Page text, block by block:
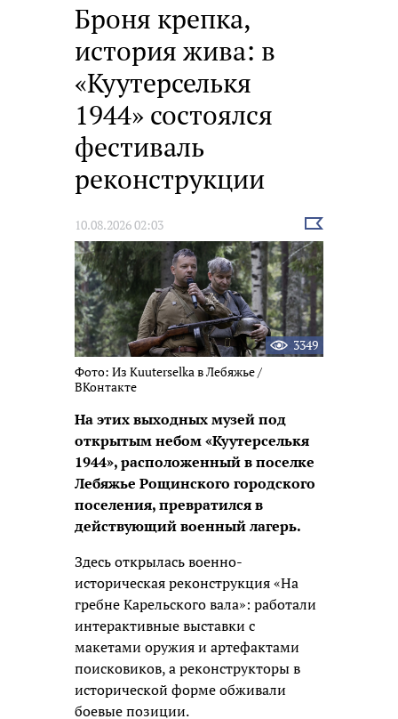
Броня крепка,
история жива: в
«Куутерселькя
1944» состоялся
фестиваль
реконструкции
10.08.2026 02:03
Выбрать
новость
3349
Фото: Из Kuuterselka в Лебяжье /
ВКонтакте
На этих выходных музей под
открытым небом «Куутерселькя
1944», расположенный в поселке
Лебяжье Рощинского городского
поселения, превратился в
действующий военный лагерь.
Здесь открылась военно-
историческая реконструкция «На
гребне Карельского вала»: работали
интерактивные выставки с
макетами оружия и артефактами
поисковиков, а реконструкторы в
исторической форме обживали
боевые позиции.